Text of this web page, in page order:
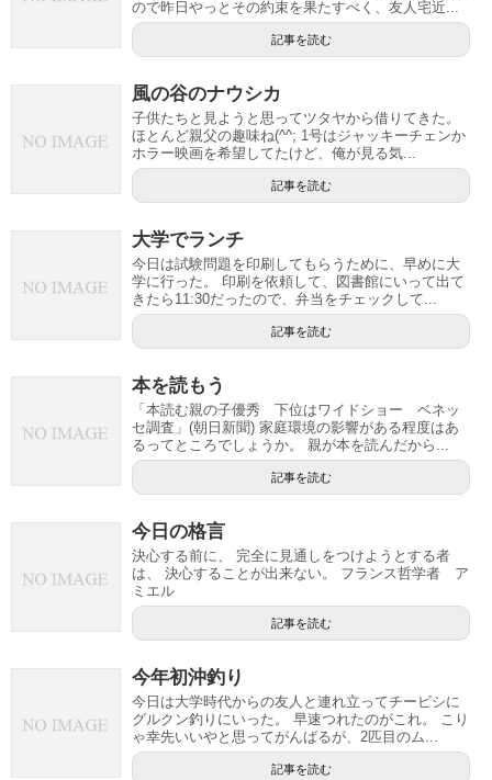
ので昨日やっとその約束を果たすべく、友人宅近...
記事を読む
風の谷のナウシカ
子供たちと見ようと思ってツタヤから借りてきた。
ほとんど親父の趣味ね(^^; 1号はジャッキーチェンか
ホラー映画を希望してたけど、俺が見る気...
記事を読む
大学でランチ
今日は試験問題を印刷してもらうために、早めに大
学に行った。 印刷を依頼して、図書館にいって出て
きたら11:30だったので、弁当をチェックして...
記事を読む
本を読もう
「本読む親の子優秀 下位はワイドショー ベネッ
セ調査」(朝日新聞) 家庭環境の影響がある程度はあ
るってところでしょうか。 親が本を読んだから...
記事を読む
今日の格言
決心する前に、 完全に見通しをつけようとする者
は、 決心することが出来ない。 フランス哲学者 ア
ミエル
記事を読む
今年初沖釣り
今日は大学時代からの友人と連れ立ってチービシに
グルクン釣りにいった。 早速つれたのがこれ。 こり
ゃ幸先いいやと思ってがんばるが、2匹目のム...
記事を読む